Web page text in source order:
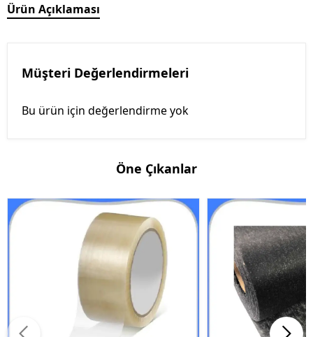
Ürün Açıklaması
Müşteri Değerlendirmeleri
Bu ürün için değerlendirme yok
Öne Çıkanlar